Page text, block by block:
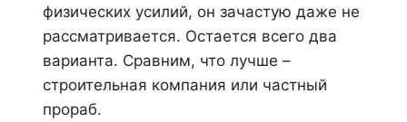
физических усилий, он зачастую даже не
рассматривается. Остается всего два
варианта. Сравним, что лучше –
строительная компания или частный
прораб.